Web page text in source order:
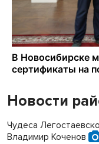
Новости
Чудеса
Владимир Коченов